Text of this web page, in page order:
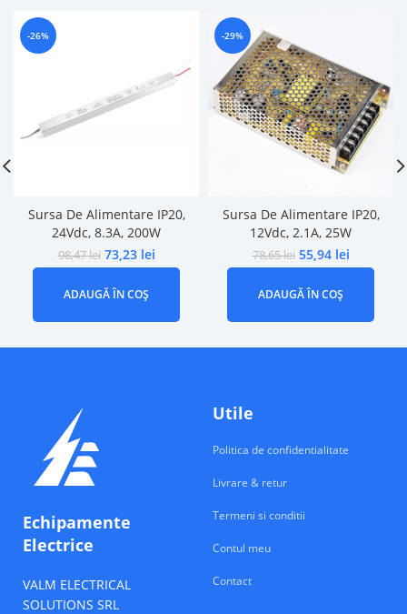
-26%
Sursa De Alimentare IP20,
24Vdc, 8.3A, 200W
98,47lei 73,23 lei
ADAUGĂ ÎN COȘ
-29%
Sursa De Alimentare IP20,
12Vdc, 2.1A, 25W
78,65lei 55,94 lei
ADAUGĂ ÎN COȘ
Echipamente
Electrice
VALM ELECTRICAL
SOLUTIONS SRL
Utile
Politica de confidentialitate
Livrare & retur
Termeni si conditii
Contul meu
Contact